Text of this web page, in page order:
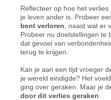
Reflecteer op hoe het
je leven ander is. Probeer
bent verloren , naast wat er
Probeer nu doelstellingen te
dat gevoel van
terug te krijgen.
Kan je aan een tijd vroeger
je wereld eindigde? Het
ging over geraken. Maar je
door dit verlies geraken